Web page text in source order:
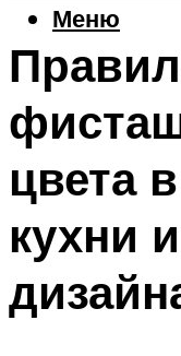
Меню
цвета
кухни